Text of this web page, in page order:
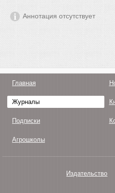
Аннотация отсутствует
Главная
Журналы
Подписки
Агрошколы
Издательство